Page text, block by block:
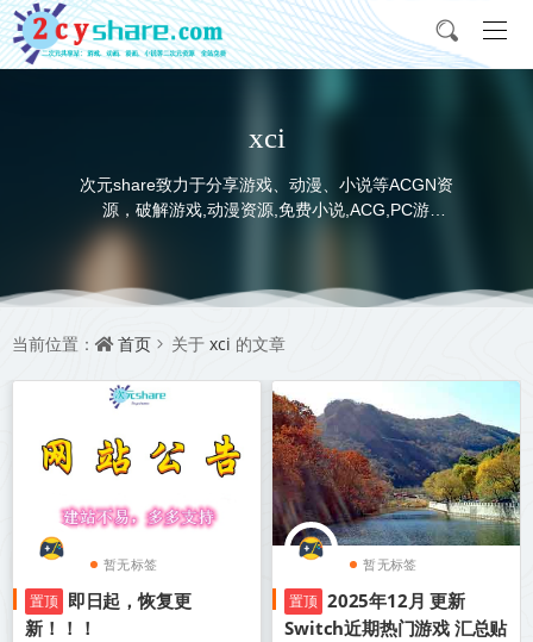
xci
次元share致力于分享游戏、动漫、小说等ACGN资
源，破解游戏,动漫资源,免费小说,ACG,PC游
戏,switch游戏,金手指，动画电影,动画片,全本小说,
并提供网盘下载
当前位置： 首页 关于 xci 的文章
暂无标签
置顶 即日起，恢复更
新！！！
暂无标签
置顶 2025年12月 更新
Switch近期热门游戏 汇总贴